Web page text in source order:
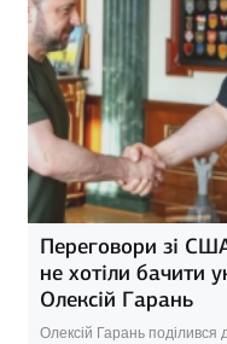
Переговори зі
не хотіли бачити
Олексій Гарань
Олексій Гарань